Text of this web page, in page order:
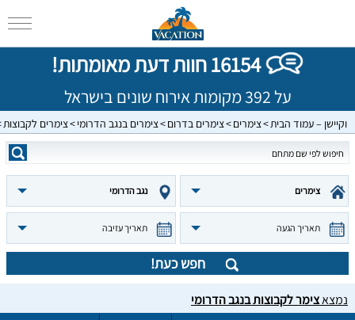
16154 חוות דעת מאומתות!
על 392 מקומות אירוח שונים בישראל
וקיישן – עמוד הבית צימרים צימרים בדרום צימרים בנגב הדרומי צימרים לקבוצות
צימרים נגב הדרומי
תאריך הגעה תאריך עזיבה
חפש כעת!
נמצאצימר לקבוצות בנגב הדרומי